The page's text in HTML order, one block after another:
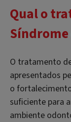
Qual o
Síndrome
O tratamento
apresentados
o
suficiente para
ambiente